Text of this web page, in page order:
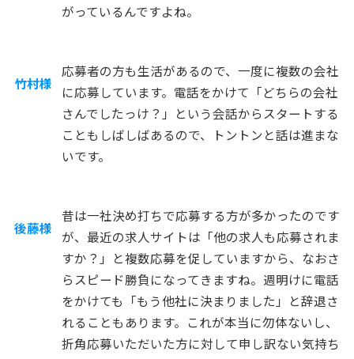
がっているんですよね。
竹村様
応募者の方も生活があるので、一度に複数の会社
に応募しています。電話をかけて「どちらの会社
さんでしたっけ？」という会話からスタートする
こともしばしばあるので、トントンと話は進まな
いです。
後藤様
昔は一社決め打ちで応募する方が多かったのです
が、最近の求人サイトは「他の求人も応募されま
すか？」と複数応募を促していますから、なおさ
らスピード勝負になってきますね。週明けに電話
をかけても「もう他社に決まりました」と辞退さ
れることもあります。これが本当に勿体ないし、
折角応募いただいた方に対して申し訳ない気持ち